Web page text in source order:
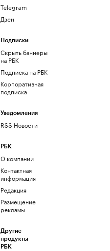
Telegram
Дзен
Подписки
Скрыть баннеры
на РБК
Подписка на РБК
Корпоративная
подписка
Уведомления
RSS Новости
РБК
О компании
Контактная
информация
Редакция
Размещение
рекламы
Другие
продукты
РБК